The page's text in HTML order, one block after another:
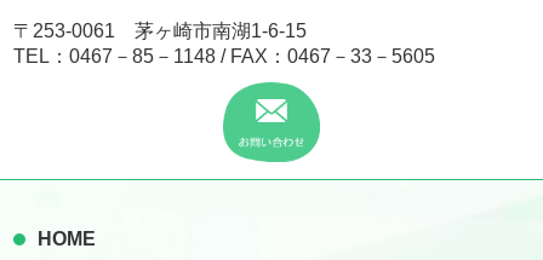
〒253-0061 茅ヶ崎市南湖1-6-15
TEL：0467－85－1148 / FAX：0467－33－5605
HOME